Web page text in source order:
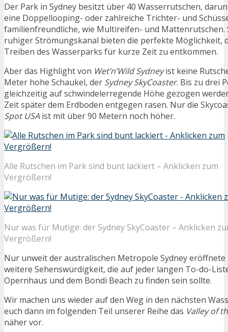
Der Park in Sydney besitzt über 40 Wasserrutschen,
eine Doppellooping- oder zahlreiche Trichter- und
familienfreundliche, wie Multireifen- und Mattenrutschen.
ruhiger Strömungskanal bieten die perfekte Möglichkeit,
Treiben des Wasserparks für kurze Zeit zu entkommen.
Aber das Highlight von Wet’n’Wild Sydneyist keine
Meter hohe Schaukel, der Sydney SkyCoaster. Bis zu drei
gleichzeitig auf schwindelerregende Höhe gezogen
Zeit später dem Erdboden entgegen rasen. Nur die
Spot USA ist mit über 90 Metern noch höher.
Alle Rutschen im Park sind bunt lackiert – Anklicken zum
Vergrößern!
Nur was für Mutige: der Sydney SkyCoaster – Anklicken
Vergrößern!
Nur unweit der australischen Metropole Sydney eröffnete
weitere Sehenswürdigkeit, die auf jeder langen To-do-
Opernhaus und dem Bondi Beach zu finden sein sollte.
Wir machen uns wieder auf den Weg in den nächsten
euch dann im folgenden Teil unserer Reihe das Valley of
näher vor.